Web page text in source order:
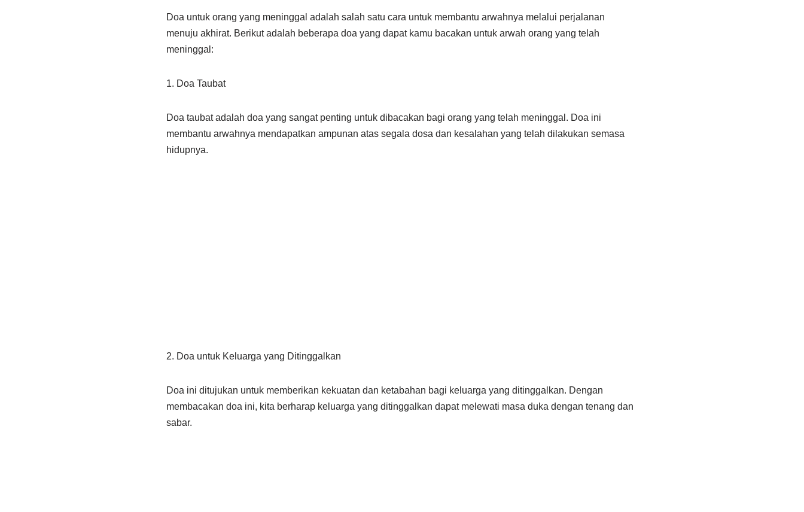
Doa untuk orang yang meninggal adalah salah satu cara untuk membantu arwahnya melalui perjalanan
menuju akhirat. Berikut adalah beberapa doa yang dapat kamu bacakan untuk arwah orang yang telah
meninggal:
1. Doa Taubat
Doa taubat adalah doa yang sangat penting untuk dibacakan bagi orang yang telah meninggal. Doa ini
membantu arwahnya mendapatkan ampunan atas segala dosa dan kesalahan yang telah dilakukan semasa
hidupnya.
2. Doa untuk Keluarga yang Ditinggalkan
Doa ini ditujukan untuk memberikan kekuatan dan ketabahan bagi keluarga yang ditinggalkan. Dengan
membacakan doa ini, kita berharap keluarga yang ditinggalkan dapat melewati masa duka dengan tenang dan
sabar.